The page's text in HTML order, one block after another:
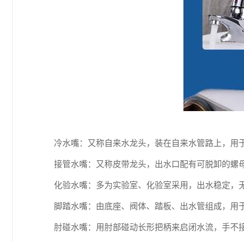
冷水嘴：又称自来水龙头，装在自来水管路上，用
接管水嘴：又称皮带龙头，出水口配有可脱卸的螺
化验水嘴：多为实验室、化验室采用，出水稳定，
脚踏水嘴：由底座、阀体、踏板、出水管组成，用
肘碰水嘴：用肘部碰动长形把柄来启闭水流，手不